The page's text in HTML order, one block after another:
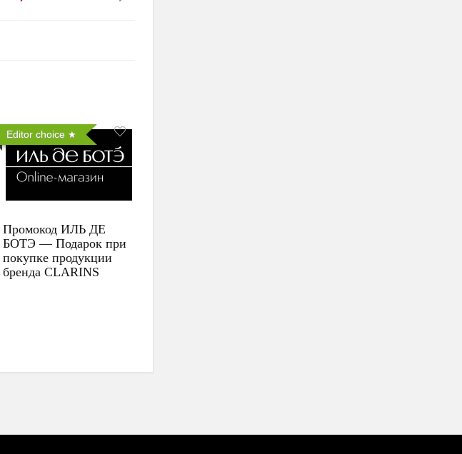
Editor choice
Промокод ИЛЬ ДЕ
БОТЭ — Подарок при
покупке продукции
бренда CLARINS